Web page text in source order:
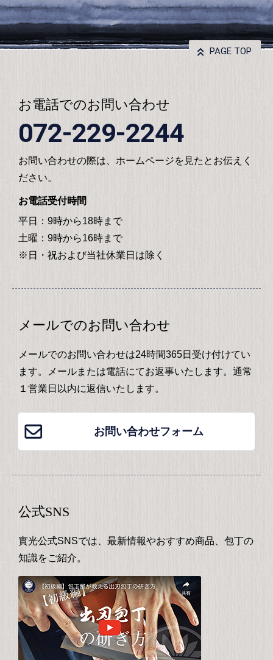
PAGE TOP
お電話でのお問い合わせ
072-229-2244
お問い合わせの際は、ホームページを見たとお伝えく
ださい。
お電話受付時間
平日：9時から18時まで
土曜：9時から16時まで
※日・祝および当社休業日は除く
メールでのお問い合わせ
メールでのお問い合わせは24時間365日受け付けてい
ます。メールまたは電話にてお返事いたします。通常
１営業日以内に返信いたします。
お問い合わせフォーム
公式SNS
實光公式SNSでは、最新情報やおすすめ商品、包丁の
知識をご紹介。